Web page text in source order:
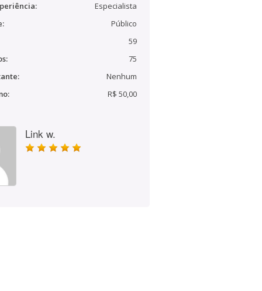
Especialista
Público
59
75
Nenhum
R$ 50,00
Link w.